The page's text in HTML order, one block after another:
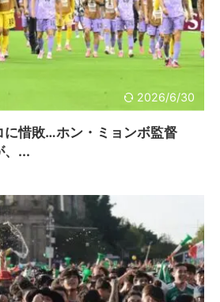
2026/6/30
に惜敗…ホン・ミョンボ監督
、...